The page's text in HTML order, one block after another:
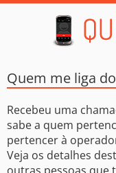
Quem me liga
Recebeu uma
sabe a quem
pertencer à
Veja os detalhes